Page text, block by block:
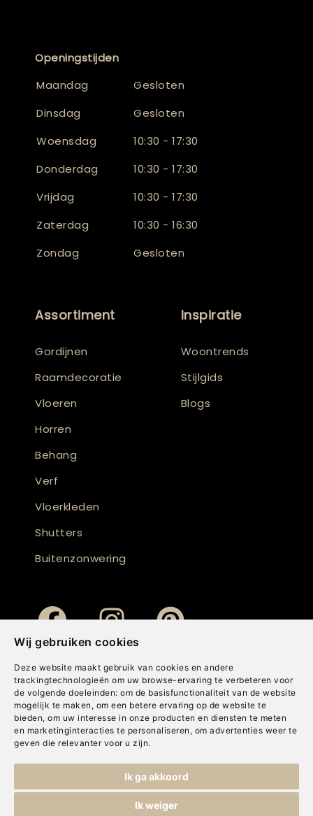
Wij gebruiken cookies
Deze website maakt gebruik van cookies en andere
trackingtechnologieën om uw browse-ervaring te verbeteren voor
de volgende doeleinden: om de basisfunctionaliteit van de website
mogelijk te maken , om een betere ervaring op de website te
bieden, om uw interesse in onze producten en diensten te meten
en marketinginteracties te personaliseren , om advertenties weer te
geven die relevanter voor u zijn.
Ik ga akkoord
Ik weiger
Openingstijden
Maandag
Gesloten
Dinsdag
Gesloten
Woensdag
10:30 - 17:30
Donderdag
10:30 - 17:30
Vrijdag
10:30 - 17:30
Zaterdag
10:30 - 16:30
Zondag
Gesloten
Assortiment
Gordijnen
Raamdecoratie
Vloeren
Horren
Behang
Verf
Vloerkleden
Shutters
Buitenzonwering
Inspiratie
Woontrends
Stijlgids
Blogs
Cookies